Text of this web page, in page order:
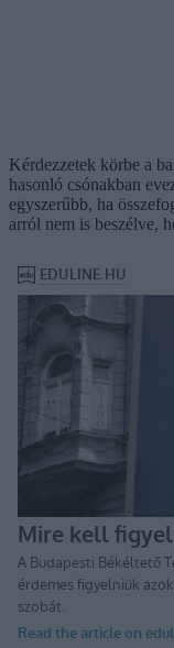
Kérdezzetek körbe a
hasonló csónakban
egyszerűbb, ha
arról nem is beszélve,